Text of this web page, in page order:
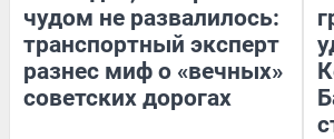
чудом не развалилось:
транспортный эксперт
разнес миф о «вечных»
советских дорогах